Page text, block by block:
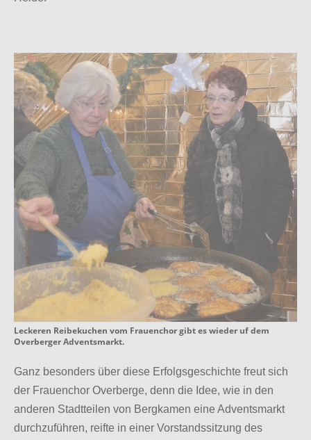
Leckeren Reibekuchen vom Frauenchor gibt es wieder uf dem
Overberger Adventsmarkt.
Ganz besonders über diese Erfolgsgeschichte freut sich
der Frauenchor Overberge, denn die Idee, wie in den
anderen Stadtteilen von Bergkamen eine Adventsmarkt
durchzuführen, reifte in einer Vorstandssitzung des